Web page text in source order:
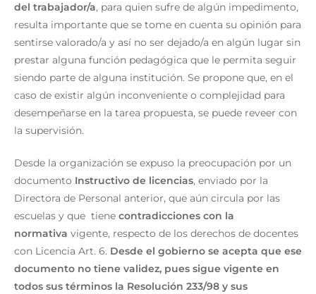
del trabajador/a, para quien sufre de algún impedimento,
resulta importante que se tome en cuenta su opinión para
sentirse valorado/a y así no ser dejado/a en algún lugar sin
prestar alguna función pedagógica que le permita seguir
siendo parte de alguna institución. Se propone que, en el
caso de existir algún inconveniente o complejidad para
desempeñarse en la tarea propuesta, se puede reveer con
la supervisión.
Desde la organización se expuso la preocupación por un
documento Instructivo de licencias, enviado por la
Directora de Personal anterior, que aún circula por las
escuelas y que tiene contradicciones con la
normativa vigente, respecto de los derechos de docentes
con Licencia Art. 6. Desde el gobierno se acepta que ese
documento no tiene validez, pues sigue vigente en
todos sus términos la Resolución 233/98 y sus